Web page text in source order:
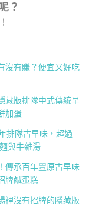
？
沒有賺？便宜又好吃
藏版排隊中式傳統早
加蛋
排隊古早味，超過
與牛雜湯
傳承百年豐原古早味
牌鹹蛋糕
裡沒有招牌的隱藏版